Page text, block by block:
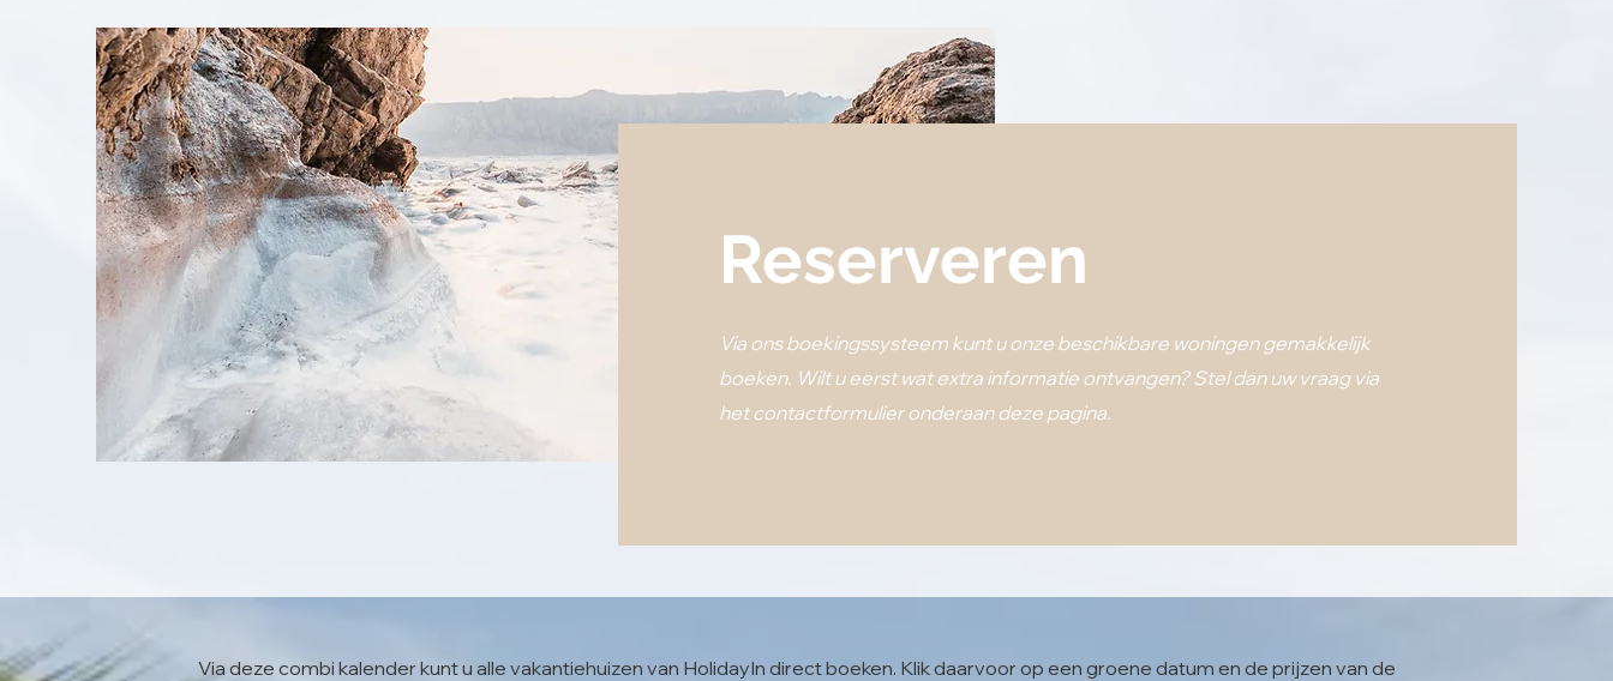
Reserveren
Via ons boekingssysteem kunt u onze beschikbare woningen gemakkelijk
boeken. Wilt u eerst wat extra informatie ontvangen? Stel dan uw vraag via
het contactformulieronderaan deze pagina.
Via deze combi kalender kunt u alle vakantiehuizen van HolidayIn direct boeken. Klik daarvoor op een groene datum en de prijzen van de